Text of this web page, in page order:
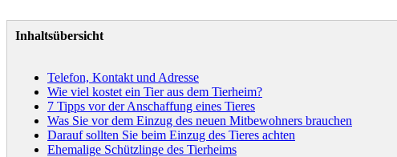
Inhaltsübersicht
Telefon, Kontakt und Adresse
Wie viel kostet ein Tier aus dem Tierheim?
7 Tipps vor der Anschaffung eines Tieres
Was Sie vor dem Einzug des neuen Mitbewohners brauchen
Darauf sollten Sie beim Einzug des Tieres achten
Ehemalige Schützlinge des Tierheims